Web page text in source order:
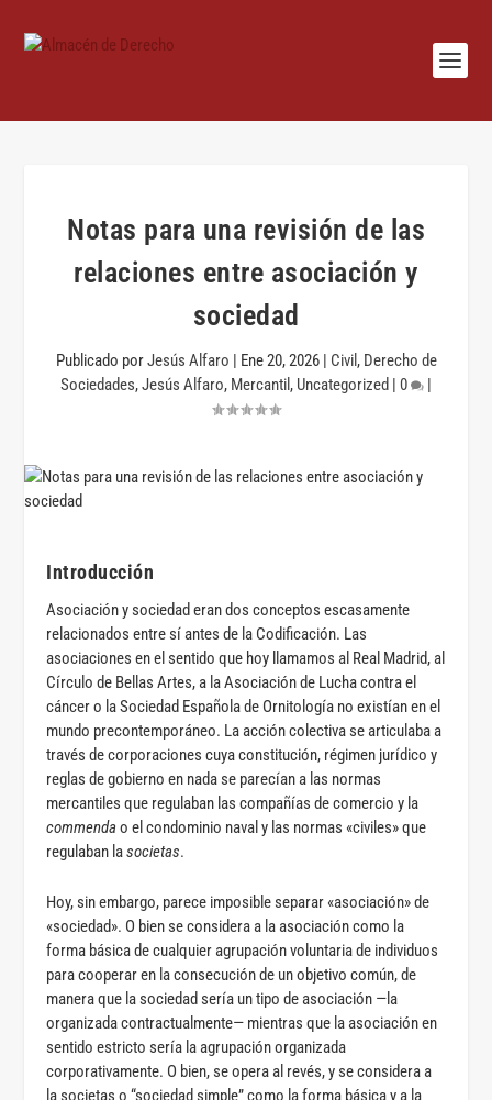
Notas para una revisión de las
relaciones entre asociación y
sociedad
Publicado porJesús Alfaro | Ene 20, 2026| Civil , Derecho de
Sociedades,Jesús Alfaro, Mercantil , Uncategorized | 0 |
Introducción
Asociación y sociedad eran dos conceptos escasamente
relacionados entre sí antes de la Codificación. Las
asociaciones en el sentido que hoy llamamos al Real Madrid, al
Círculo de Bellas Artes, a la Asociación de Lucha contra el
cáncer o la Sociedad Española de Ornitología no existían en el
mundo precontemporáneo. La acción colectiva se articulaba a
través de corporaciones cuya constitución, régimen jurídico y
reglas de gobierno en nada se parecían a las normas
mercantiles que regulaban las compañías de comercio y la
commendao el condominio naval y las normas «civiles» que
regulaban lasocietas.
Hoy, sin embargo, parece imposible separar «asociación» de
«sociedad». O bien se considera a la asociación como la
forma básica de cualquier agrupación voluntaria de individuos
para cooperar en la consecución de un objetivo común, de
manera que la sociedad sería un tipo de asociación —la
organizada contractualmente— mientras que la asociación en
sentido estricto sería la agrupación organizada
corporativamente. O bien, se opera al revés, y se considera a
la societas o “sociedad simple” como la forma básica y a la